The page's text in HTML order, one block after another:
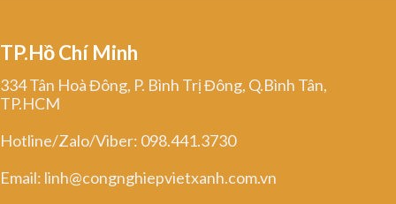
TP.Hồ Chí Minh
334 Tân Hoà Đông, P. Bình Trị Đông, Q.Bình Tân,
TP.HCM
Hotline/Zalo/Viber: 098.441.3730
Email: linh@congnghiepvietxanh.com.vn